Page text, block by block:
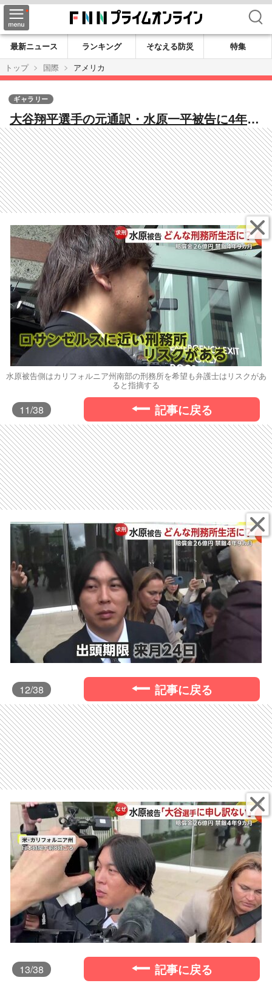
検索
最新ニュース ランキング そなえる防災
特集
トップ
国際 アメリカ
大谷翔平選手の元通訳・水原一平被告に4年9
カ月の禁錮刑…どんな獄中生活に? カリフォ
ルニア南部の刑務所希望も弁護士「熱狂的な
ドジャースファンの受刑者が被告を狙う可能
性」
ギャラリー
水原被告側はカリフォルニア州南部の刑務所を希望も弁護士はリスクがあ
ると指摘する
11/38 記事に戻る
12/38 記事に戻る
13/38 記事に戻る